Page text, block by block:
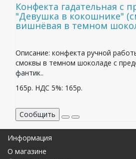
Конфекта гадательная с
"Девушка в кокошнике"
вишнёвая в темном
Описание: конфекта ручной
смоквы в темном шоколаде с
фантик..
165р. НДС 5%: 165р.
Сообщить
Информация
О магазине